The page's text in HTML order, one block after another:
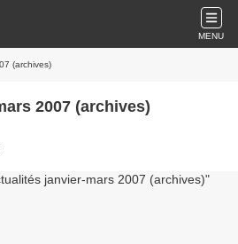
MENU
(archives)
2007 (archives)